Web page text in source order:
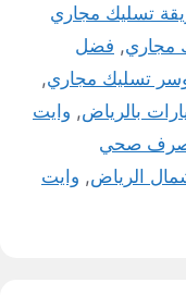
تسليك مجاري
مجاري, فضل
تسليك مجاري,
بالرياض, وايت
صحي
الرياض, وايت